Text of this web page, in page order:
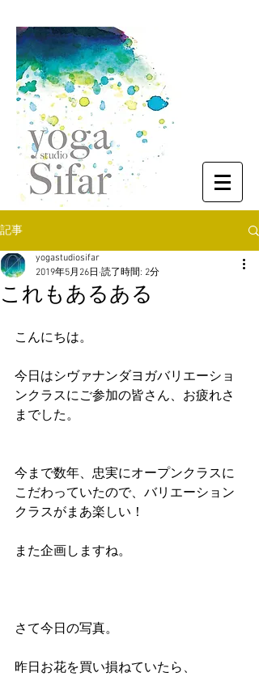
記事
これもあるある
yogastudiosifar
2019年5月26日 読了時間: 2分
こんにちは。
今日はシヴァナンダヨガバリエーショ
ンクラスにご参加の皆さん、お疲れさ
までした。
今まで数年、忠実にオープンクラスに
こだわっていたので、バリエーション
クラスがまあ楽しい！
また企画しますね。
さて今日の写真。
昨日お花を買い損ねていたら、